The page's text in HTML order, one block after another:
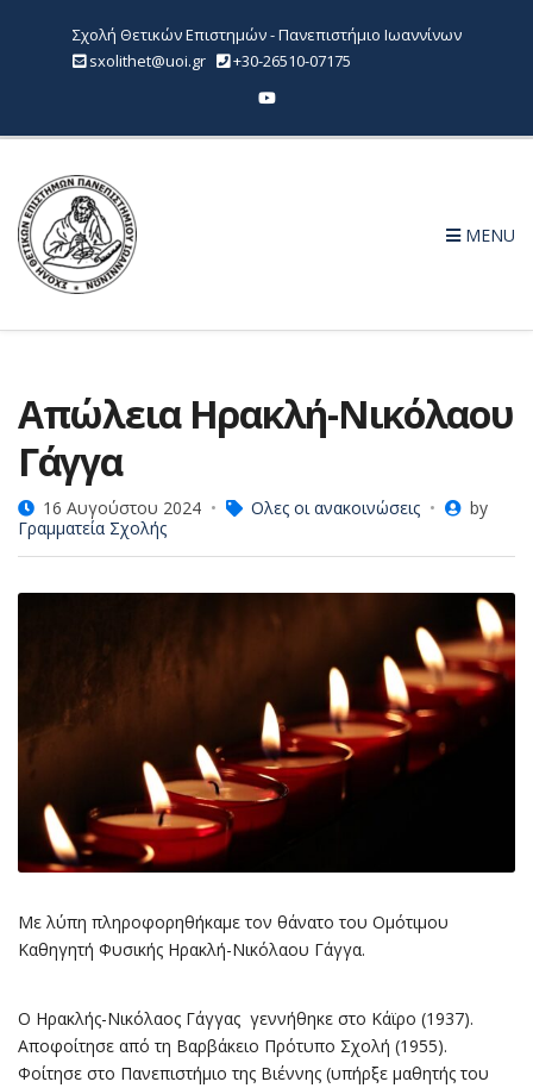
Σχολή Θετικών Επιστημών - Πανεπιστήμιο Ιωαννίνων
sxolithet@uoi.gr
+30-26510-07175
MENU
Απώλεια Ηρακλή-Νικόλαου
Γάγγα
16 Αυγούστου 2024 Ολες οι ανακοινώσεις
by
Γραμματεία Σχολής
Με λύπη πληροφορηθήκαμε τον θάνατο του Oμότιμου
Καθηγητή Φυσικής Ηρακλή-Νικόλαου Γάγγα.
Ο Ηρακλής-Νικόλαος Γάγγας γεννήθηκε στο Κάϊρο (1937).
Αποφοίτησε από τη Βαρβάκειο Πρότυπο Σχολή (1955).
Φοίτησε στο Πανεπιστήμιο της Βιέννης (υπήρξε μαθητής του